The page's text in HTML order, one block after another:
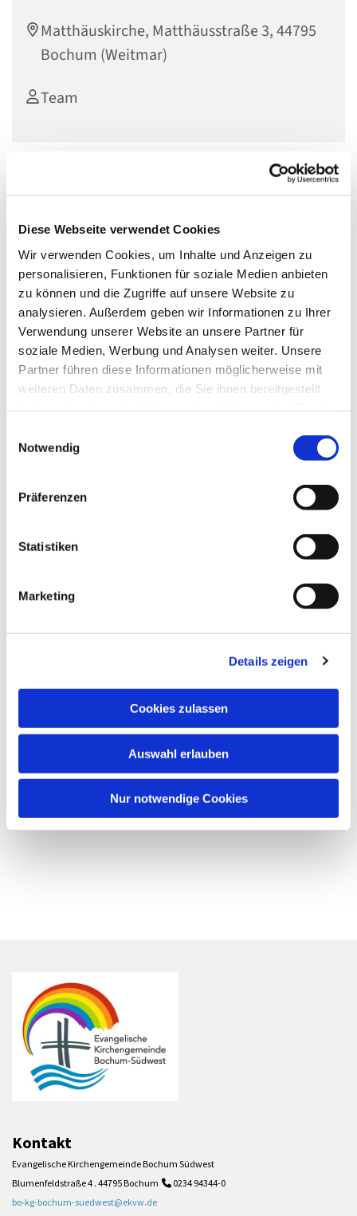
Diese Webseite verwendet Cookies
Wir verwenden Cookies, um Inhalte und Anzeigen zu
personalisieren, Funktionen für soziale Medien anbieten
zu können und die Zugriffe auf unsere Website zu
analysieren. Außerdem geben wir Informationen zu Ihrer
Verwendung unserer Website an unsere Partner für
soziale Medien, Werbung und Analysen weiter. Unsere
Partner führen diese Informationen möglicherweise mit
weiteren Daten zusammen, die Sie ihnen bereitgestellt
Notwendig
Präferenzen
Statistiken
Marketing
Details zeigen
Cookies zulassen
Auswahl erlauben
Nur notwendige Cookies
Matthäuskirche, Matthäusstraße 3, 44795
Bochum (Weitmar)
Team
Dies könnte Sie auch interessieren
Kontakt
Evangelische Kirchengemeinde Bochum Südwest
Blumenfeldstraße 4 . 44795 Bochum  0234 94344-0
bo-kg-bochum-suedwest@ekvw.de